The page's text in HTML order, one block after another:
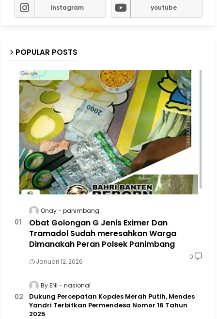
instagram youtube
POPULAR POSTS
Onay panimbang
Obat Golongan G Jenis Eximer Dan
Tramadol Sudah meresahkan Warga
Dimanakah Peran Polsek Panimbang
Januari 12, 2026
0
By ENI nasional
Dukung Percepatan Kopdes Merah Putih, Mendes
Yandri Terbitkan Permendesa Nomor 16 Tahun
2025